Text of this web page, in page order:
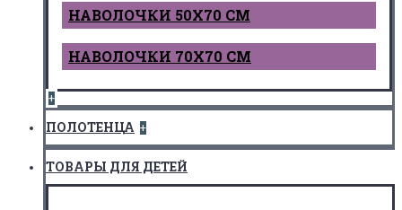
НАВОЛОЧКИ 50Х70 СМ
НАВОЛОЧКИ 70Х70 СМ
+
ПОЛОТЕНЦА +
ТОВАРЫ ДЛЯ ДЕТЕЙ